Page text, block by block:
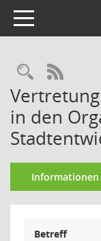
Toggle navigation
RSS-
in den
Informationen
Betreff